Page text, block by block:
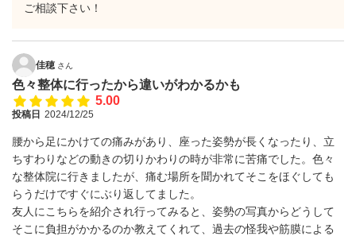
ご相談下さい！
佳穂 さん
色々整体に行ったから違いがわかるかも
5.00
投稿日 2024/12/25
腰から足にかけての痛みがあり、座った姿勢が長くなったり、立
ちすわりなどの動きの切りかわりの時が非常に苦痛でした。色々
な整体院に行きましたが、痛む場所を聞かれてそこをほぐしても
らうだけですぐにぶり返してました。
友人にこちらを紹介され行ってみると、姿勢の写真からどうして
そこに負担がかかるのか教えてくれて、過去の怪我や筋膜による